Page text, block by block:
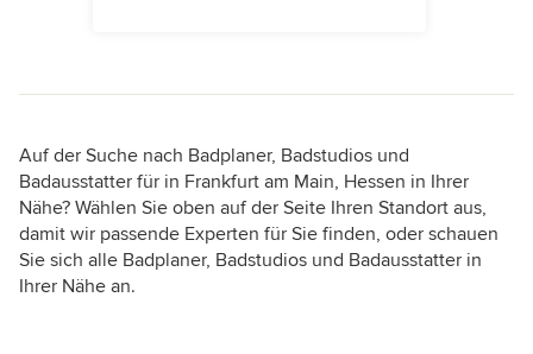
Auf der Suche nach Badplaner, Badstudios und
Badausstatter für in Frankfurt am Main, Hessen in Ihrer
Nähe? Wählen Sie oben auf der Seite Ihren Standort aus,
damit wir passende Experten für Sie finden, oder schauen
Sie sich alle Badplaner, Badstudios und Badausstatter in
Ihrer Nähe an.